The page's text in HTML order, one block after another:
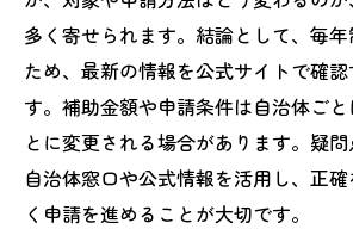
る失敗例
エコキュート補助金を最大限活
エコキュート補助金2025年
ポイント
熊本県エコキュート補助金
多く寄せられます。結論として、毎
ため、最新の情報を公式サイトで確
す。補助金額や申請条件は自治体ご
とに変更される場合があります。疑問
自治体窓口や公式情報を活用し、正
く申請を進めることが大切です。